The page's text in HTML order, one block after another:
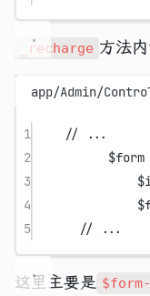
_recharge 方法
app/Admin/
1
// ...
2
$form
3
4
5
// ...
这里主要是